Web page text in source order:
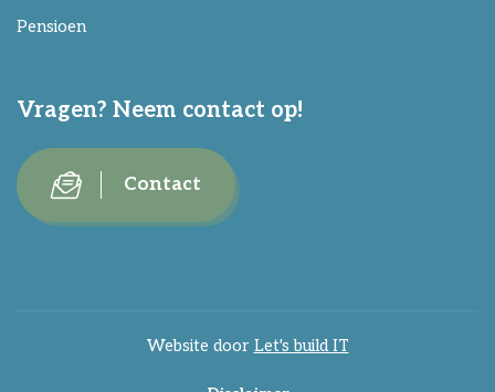
Pensioen
Vragen? Neem contact op!
Contact
Website door Let's build IT